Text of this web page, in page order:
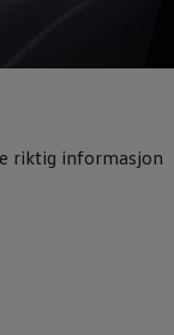
riktig informasjon